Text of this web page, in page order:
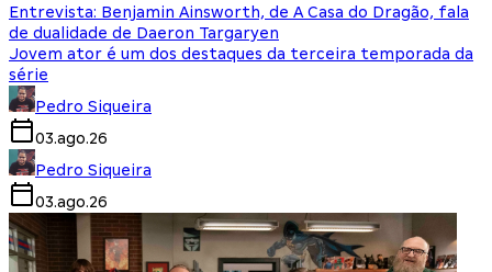
Entrevista: Benjamin Ainsworth, de A Casa do Dragão, fala
de dualidade de Daeron Targaryen
Jovem ator é um dos destaques da terceira temporada da
série
Pedro Siqueira
03.ago.26
Pedro Siqueira
03.ago.26